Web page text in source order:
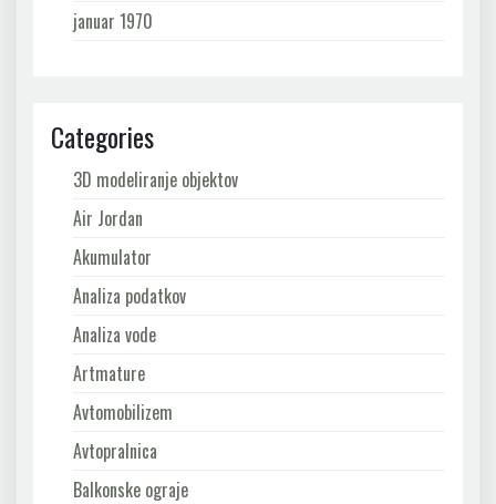
januar 1970
Categories
3D modeliranje objektov
Air Jordan
Akumulator
Analiza podatkov
Analiza vode
Artmature
Avtomobilizem
Avtopralnica
Balkonske ograje